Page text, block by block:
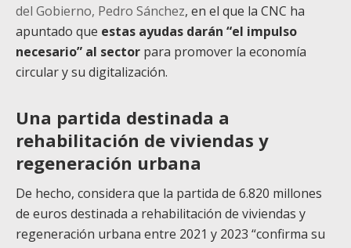
del Gobierno, Pedro Sánchez, en el que la CNC ha
apuntado que estas ayudas darán “el impulso
necesario” al sector para promover la economía
circular y su digitalización.
Una partida destinada a
rehabilitación de viviendas y
regeneración urbana
De hecho, considera que la partida de 6.820 millones
de euros destinada a rehabilitación de viviendas y
regeneración urbana entre 2021 y 2023 “confirma su